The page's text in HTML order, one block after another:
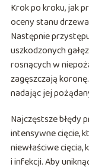
Krok po kroku, jak
oceny stanu
Następnie
uszkodzonych
rosnących w
zagęszczają
nadając jej
Najczęstsze błędy
intensywne cięcie,
niewłaściwe
i infekcji. Aby